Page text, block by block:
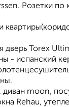
Розетки по
дверь Torex
- испанский
диван moon,
Rehau,